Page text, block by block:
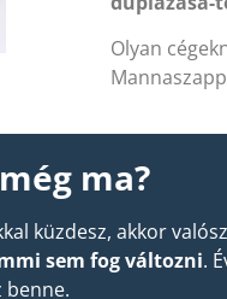
Olyan
ma?
küzdesz, akkor
sem fog változni.
benne.